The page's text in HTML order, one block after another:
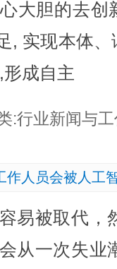
大胆的去
, 实现本体
成自主
:行业新闻与
作人员会被人工
易被取代，
从一次失业